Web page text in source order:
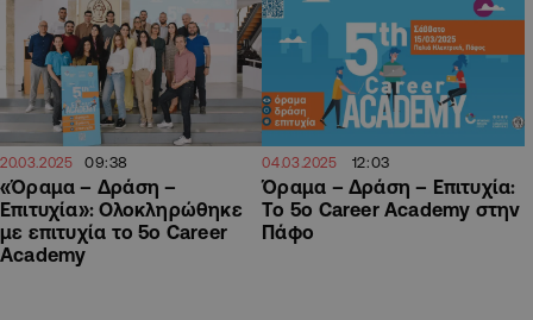
20.03.2025 09:38
«Όραμα – Δράση –
Επιτυχία»: Ολοκληρώθηκε
με επιτυχία το 5ο Career
Academy
04.03.2025 12:03
Όραμα – Δράση – Επιτυχία:
Το 5ο Career Academy στην
Πάφο